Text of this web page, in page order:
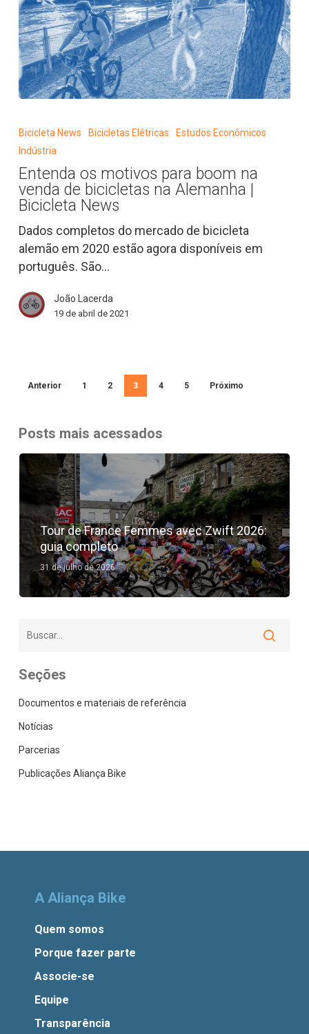
os
motivos
boom
na
venda
de
bicicletas
na
|
Bicicleta
Bicicleta News Bicicletas Elétricas
Estudos Econômicos
Indústria
Entenda os motivos para boom na
venda de bicicletas na Alemanha |
Bicicleta News
Dados completos do mercado de bicicleta
alemão em 2020 estão agora disponíveis em
português. São…
João Lacerda
19 de abril de 2021
Anterior 1 2 3 4 5 Próximo
Posts mais acessados
Tour de France Femmes avec Zwift 2026:
guia completo
31 de julho de 2026
Seções
Documentos e materiais de referência
Notícias
Parcerias
Publicações Aliança Bike
A Aliança Bike
Quem somos
Porque fazer parte
Associe-se
Equipe
Transparência